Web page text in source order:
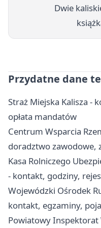
Dwie
Przydatne dane
Straż Miejska Kalisza -
opłata mandatów
Centrum Wsparcia
doradztwo zawodowe,
Kasa Rolniczego
- kontakt, godziny,
Wojewódzki Ośrodek
kontakt, egzaminy,
Powiatowy Inspektorat